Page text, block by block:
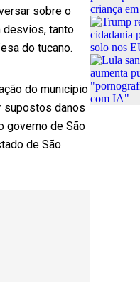
sobre o
desvios, tanto
do tucano.
do município
supostos danos
governo de São
de São